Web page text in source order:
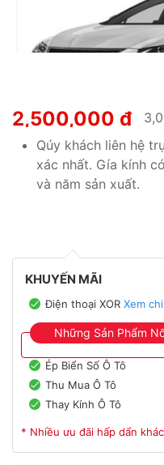
2,500,000 đ
Qúy khách liên hệ
xác nhất. Gía kính
và năm sản xuất.
KHUYẾN MÃI
Điện thoại XOR Xem
Những Sản Phẩm
Ép Biển Số Ô Tô
Thu Mua Ô Tô
Thay Kính Ô Tô
* Nhiều ưu đãi hấp dẩn khác